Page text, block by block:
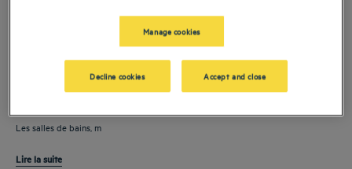
Nos hôtels à Bruges offrent des chambres bien équipées, avec une literie de
bureauou un coin travail, une télévision écran plat, un plateau avec thé
Les salles de bains, m
Lire la suite
Manage cookies
Decline cookies Accept and close